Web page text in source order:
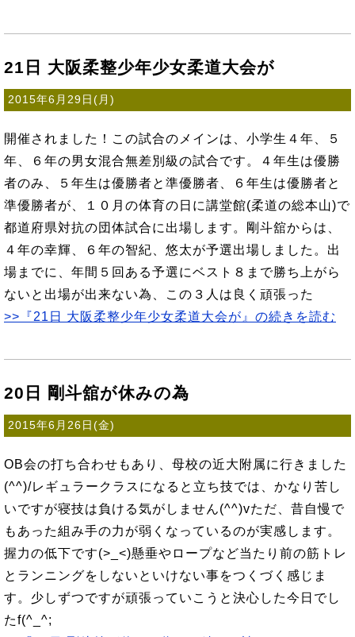
21日 大阪柔整少年少女柔道大会が
2015年6月29日(月)
開催されました！この試合のメインは、小学生４年、５
年、６年の男女混合無差別級の試合です。４年生は優勝
者のみ、５年生は優勝者と準優勝者、６年生は優勝者と
準優勝者が、１０月の体育の日に講堂館(柔道の総本山)で
都道府県対抗の団体試合に出場します。剛斗舘からは、
４年の幸輝、６年の智紀、悠太が予選出場しました。出
場までに、年間５回ある予選にベスト８まで勝ち上がら
ないと出場が出来ない為、この３人は良く頑張った
>>『21日 大阪柔整少年少女柔道大会が』の続きを読む
20日 剛斗舘が休みの為
2015年6月26日(金)
OB会の打ち合わせもあり、母校の近大附属に行きました
(^^)/レギュラークラスになると立ち技では、かなり苦し
いですが寝技は負ける気がしません(^^)vただ、昔自慢で
もあった組み手の力が弱くなっているのが実感します。
握力の低下です(>_<)懸垂やロープなど当たり前の筋トレ
とランニングをしないといけない事をつくづく感じま
す。少しずつですが頑張っていこうと決心した今日でし
たf(^_^;